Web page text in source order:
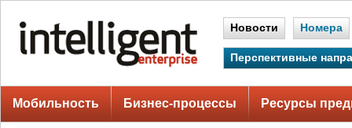
Новости Номера
Перспективные
Мобильность Бизнес-процессы Ресурсы